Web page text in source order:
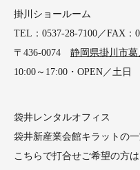
掛川ショールーム
TEL：0537-28-7100／FAX：
〒436-0074 静岡県掛川市葛
10:00～17:00・OPEN／土日
袋井レンタルオフィス
袋井新産業会館キラットの
こちらで打合せご希望の方